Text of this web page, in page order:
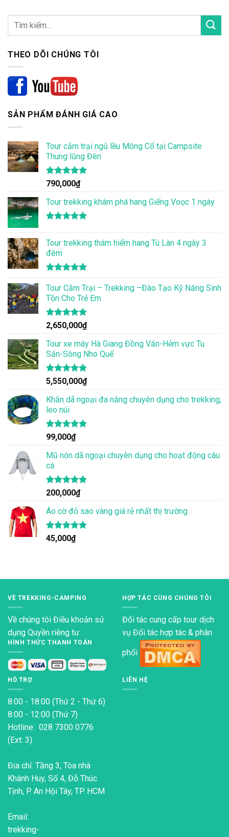
THEO DÕI CHÚNG TÔI
SẢN PHẨM ĐÁNH GIÁ CAO
Tour cắm trại ngủ lều Mông Cổ tại Campsite
Thung lũng Đèn
Được xếp
hạng
5.00
5 sao
790,000₫
Tour trekking khám phá hang Giếng Voọc 1 ngày
5 sao
Tour trekking thám hiểm hang Tú Làn 4 ngày 3
đêm
hạng4.86
5 sao
Tour Cắm Trại – Trekking –Đào Tạo Kỹ Năng Sinh
Tồn Cho Trẻ Em
Được xếp
hạng 4.86
5 sao
2,650,000₫
Tour xe máy Hà Giang Đồng Văn-Hẻm vực Tu
Sản-Sông Nho Quế
Được xếp
hạng 4.83
5 sao
5,550,000₫
Khăn dã ngoại đa năng chuyên dụng cho trekking,
leo núi
Được xếp
hạng
4.83
5 sao
99,000₫
Mũ nón dã ngoại chuyên dụng cho hoạt động câu
cá
Được xếp
hạng
4.83
5 sao
200,000₫
Áo cờ đỏ sao vàng giá rẻ nhất thị trường
Được xếp
hạng
4.80
45,000₫
VỀ TREKKING-CAMPING
Về chúng tôi Điều khoản sử
dụng Quyền riêng tư
HÌNH THỨC THANH TOÁN
HỢP TÁC CÙNG CHÚNG TÔI
Đối tác cung cấp tour dịch
vụ Đối tác hợp tác & phân
phối
HỖ TRỢ
8:00 - 18:00 (Thứ 2 - Thứ 6)
8:00 - 12:00 (Thứ 7)
Hotline: 028 7300 0776
(Ext: 3)
Địa chỉ: Tầng 3, Tòa nhà
Khánh Huy, Số 4, Đỗ Thúc
Tịnh, P. An Hội Tây, TP. HCM
Email:
trekking-
LIÊN HỆ